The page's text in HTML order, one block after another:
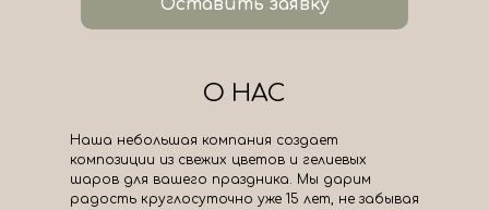
Оставить заявку
О НАС
Наша небольшая компания создает
композиции из свежих цветов и гелиевых
шаров для вашего праздника. Мы дарим
радость круглосуточно уже 15 лет, не забывая